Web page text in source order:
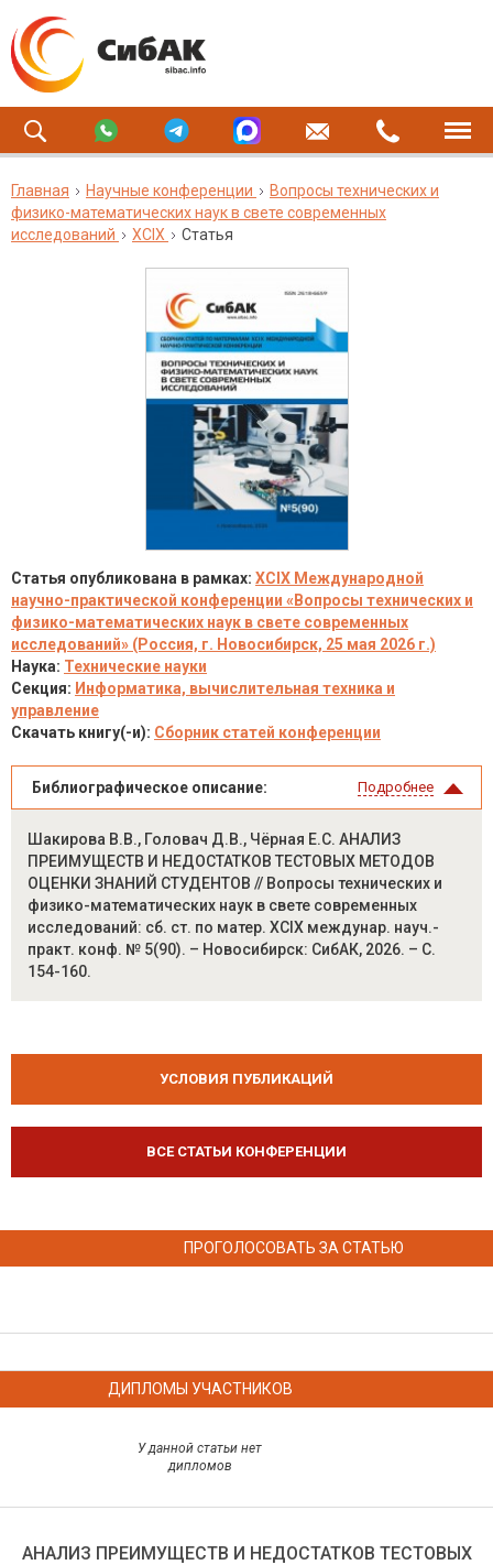
Главная Научные конференции
Вопросы технических и
физико-математических наук в свете современных
исследований
XCIX Статья
Статья опубликована в рамках: XCIX Международной
научно-практической конференции «Вопросы технических и
физико-математических наук в свете современных
исследований» (Россия, г. Новосибирск, 25 мая 2026 г.)
Наука: Технические науки
Секция: Информатика, вычислительная техника и
управление
Скачать книгу(-и): Сборник статей конференции
Библиографическое описание: Подробнее
Шакирова В.В., Головач Д.В., Чёрная Е.С. АНАЛИЗ
ПРЕИМУЩЕСТВ И НЕДОСТАТКОВ ТЕСТОВЫХ МЕТОДОВ
ОЦЕНКИ ЗНАНИЙ СТУДЕНТОВ // Вопросы технических и
физико-математических наук в свете современных
исследований: сб. ст. по матер. XCIX междунар. науч.-
практ. конф. № 5(90). – Новосибирск: СибАК, 2026. – С.
154-160.
УСЛОВИЯ ПУБЛИКАЦИЙ
ВСЕ СТАТЬИ КОНФЕРЕНЦИИ
ПРОГОЛОСОВАТЬ ЗА СТАТЬЮ
ДИПЛОМЫ УЧАСТНИКОВ
У данной статьи нет
дипломов
АНАЛИЗ ПРЕИМУЩЕСТВ И НЕДОСТАТКОВ ТЕСТОВЫХ